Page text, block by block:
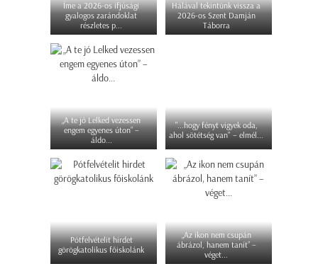
Íme a 2026-os ifjúsági
gyalogos zarándoklat
részletes p...
Hálával tekintünk vissza a
2026-os Szent Damján
Táborra
„A te jó Lelked vezessen
engem egyenes úton” –
áldo...
"...hogy fényt vigyek oda,
ahol sötétség van" – elmél...
Pótfelvételit hirdet
görögkatolikus főiskolánk
„Az ikon nem csupán
ábrázol, hanem tanít” –
véget...